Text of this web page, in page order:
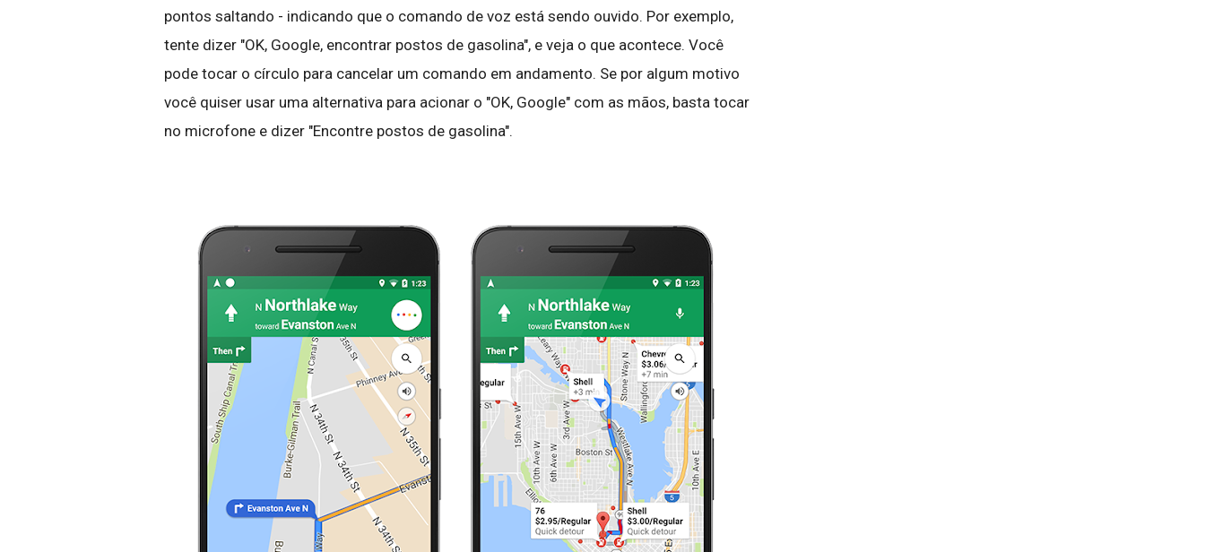
pontos saltando - indicando que o comando de voz está sendo ouvido. Por exemplo,
tente dizer "OK, Google, encontrar postos de gasolina", e veja o que acontece. Você
pode tocar o círculo para cancelar um comando em andamento. Se por algum motivo
você quiser usar uma alternativa para acionar o "OK, Google" com as mãos, basta tocar
no microfone e dizer "Encontre postos de gasolina".